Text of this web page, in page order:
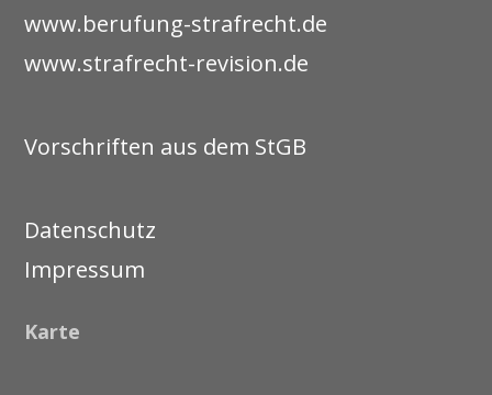
www.berufung-strafrecht.de
www.strafrecht-revision.de
Vorschriften aus dem StGB
Datenschutz
Impressum
Karte